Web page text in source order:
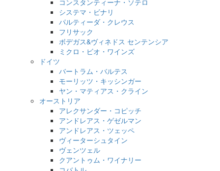
システマ・ビナリ
パルティーダ・クレウス
フリサック
ボデガス&ヴィネドス センテンシア
ミクロ・ビオ・ワインズ
ドイツ
バートラム・バルテス
モーリッツ・キッシンガー
ヤン・マティアス・クライン
オーストリア
アレクサンダー・コピッチ
アンドレアス・ゲゼルマン
アンドレアス・ツェッペ
ヴィーターシュタイン
ヴェンツェル
クアントゥム・ワイナリー